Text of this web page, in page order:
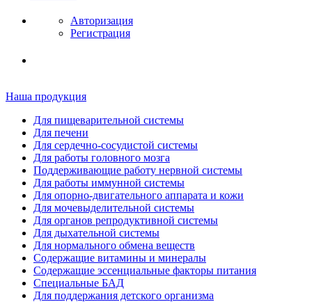
Авторизация
Регистрация
Наша продукция
Для пищеварительной системы
Для печени
Для сердечно-сосудистой системы
Для работы головного мозга
Поддерживающие работу нервной системы
Для работы иммунной системы
Для опорно-двигательного аппарата и кожи
Для мочевыделительной системы
Для органов репродуктивной системы
Для дыхательной системы
Для нормального обмена веществ
Содержащие витамины и минералы
Содержащие эссенциальные факторы питания
Специальные БАД
Для поддержания детского организма